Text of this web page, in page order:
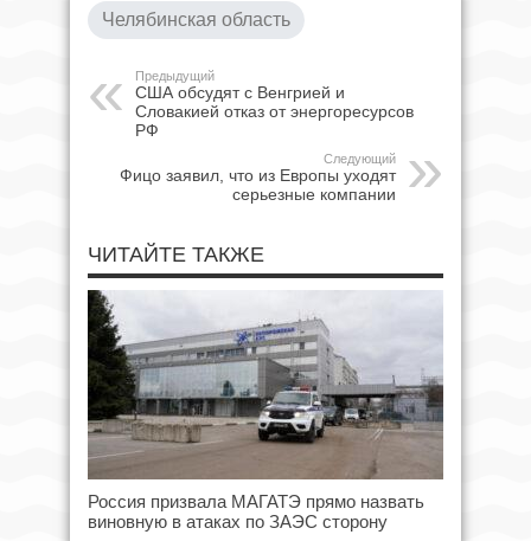
Челябинская область
Предыдущий
США обсудят с Венгрией и
Словакией отказ от энергоресурсов
РФ
Следующий
Фицо заявил, что из Европы уходят
серьезные компании
ЧИТАЙТЕ ТАКЖЕ
Россия призвала МАГАТЭ прямо назвать
виновную в атаках по ЗАЭС сторону